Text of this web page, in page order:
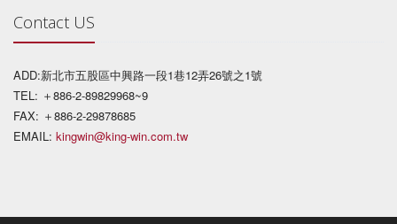
Contact US
ADD:新北市五股區中興路一段1巷12弄26號之1號
TEL: ＋886-2-89829968~9
FAX: ＋886-2-29878685
EMAIL: kingwin@king-win.com.tw